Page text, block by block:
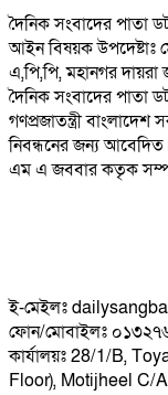
দৈনিক সংবাদের পাতা
আইন বিষয়ক উপদেষ্টাঃ
এ,পি,পি, মহানগর
দৈনিক সংবাদের পাতা
গণপ্রজাতন্ত্রী
নিবন্ধনের জন্য
এম এ জববার কতৃক
ই-মেইলঃ
ফোন/মোবাইলঃ
কার্যালয়ঃ 28/1/B,
Floor), Motijheel C/